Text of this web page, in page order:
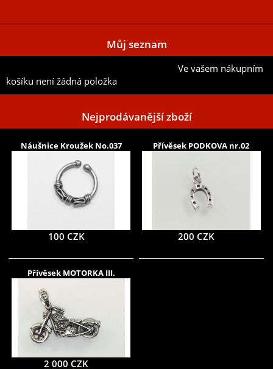
Můj seznam
Ve vašem nákupním
košíku není žádná položka
Nejprodávanější zboží
Náušnice Kroužek No.037
100 CZK
Přívěsek PODKOVA nr.02
200 CZK
Přívěsek MOTORKA III.
2 000 CZK